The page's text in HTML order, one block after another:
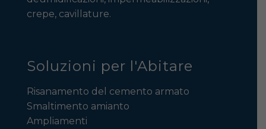
crepe, cavillature.
Soluzioni per l'Abitare
Risanamento del cemento armato
Smaltimento amianto
Ampliamenti